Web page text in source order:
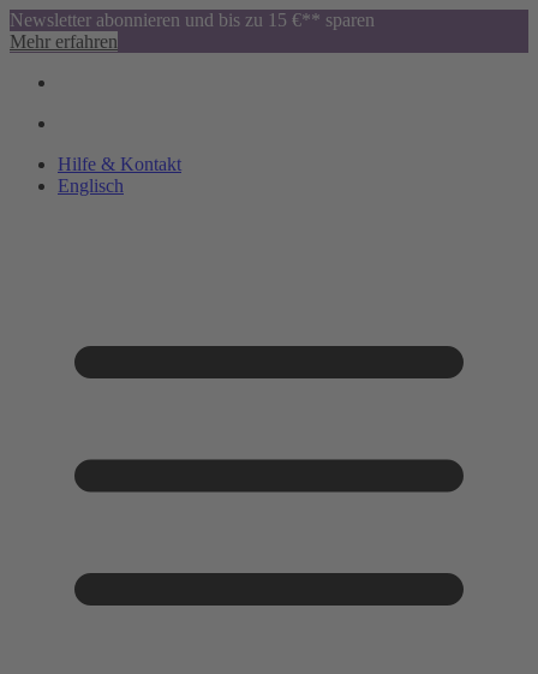
Newsletter abonnieren und bis zu 15 €** sparen
Mehr erfahren
Hilfe & Kontakt
Englisch